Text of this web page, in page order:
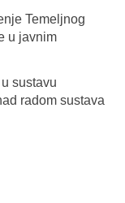
Temeljnog
u javnim
sustavu
radom sustava